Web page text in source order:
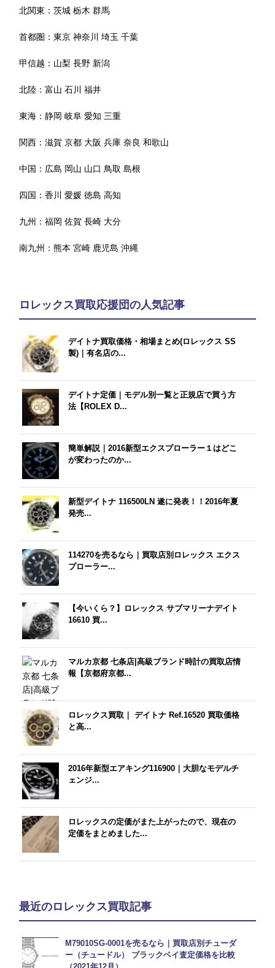
北関東：茨城 栃木 群馬
首都圏：東京 神奈川 埼玉 千葉
甲信越： 山梨 長野 新潟
北陸：富山 石川 福井
東海：静岡 岐阜 愛知 三重
関西：滋賀 京都 大阪 兵庫 奈良 和歌山
中国： 広島 岡山 山口 鳥取 島根
四国：香川 愛媛 徳島 高知
九州：福岡 佐賀 長崎 大分
南九州：熊本 宮崎 鹿児島 沖縄
ロレックス買取応援団の人気記事
デイトナ買取価格・相場まとめ(ロレックス SS
製)｜有名店の...
デイトナ定価｜モデル別一覧と正規店で買う方
法【ROLEX D...
簡単解説｜2016新型エクスプローラー１はどこ
が変わったのか...
新型デイトナ 116500LN 遂に発表！！2016年夏
発売...
114270を売るなら｜買取店別ロレックス エクス
プローラー...
【今いくら？】ロレックス サブマリーナデイト
16610 買...
マルカ京都 七条店|高級ブランド時計の買取店情
報【京都府京都...
ロレックス買取｜ デイトナ Ref.16520 買取価格
と高...
2016年新型エアキング116900｜大胆なモデルチ
ェンジ...
ロレックスの定価がまた上がったので、現在の
定価をまとめました...
最近のロレックス買取記事
M79010SG-0001を売るなら｜買取店別チューダ
ー（チュードル） ブラックベイ査定価格を比較